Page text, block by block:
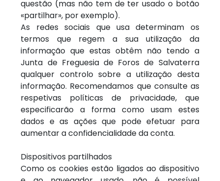
questão (mas não tem de ter usado o botão
«partilhar», por exemplo).
As redes sociais que usa determinam os
termos que regem a sua utilização da
informação que estas obtêm não tendo a
Junta de Freguesia de Foros de Salvaterra
qualquer controlo sobre a utilização desta
informação. Recomendamos que consulte as
respetivas políticas de privacidade, que
especificarão a forma como usam estes
dados e as ações que pode efetuar para
aumentar a confidencialidade da conta.
Dispositivos partilhados
Como os cookies estão ligados ao dispositivo